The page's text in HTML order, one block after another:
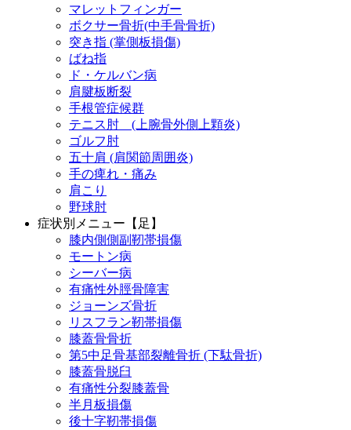
マレットフィンガー
ボクサー骨折(中手骨骨折)
突き指 (掌側板損傷)
ばね指
ド・ケルバン病
肩腱板断裂
手根管症候群
テニス肘 (上腕骨外側上顆炎)
ゴルフ肘
五十肩 (肩関節周囲炎)
手の痺れ・痛み
肩こり
野球肘
症状別メニュー【足】
膝内側側副靭帯損傷
モートン病
シーバー病
有痛性外脛骨障害
ジョーンズ骨折
リスフラン靭帯損傷
膝蓋骨骨折
第5中足骨基部裂離骨折 (下駄骨折)
膝蓋骨脱臼
有痛性分裂膝蓋骨
半月板損傷
後十字靭帯損傷